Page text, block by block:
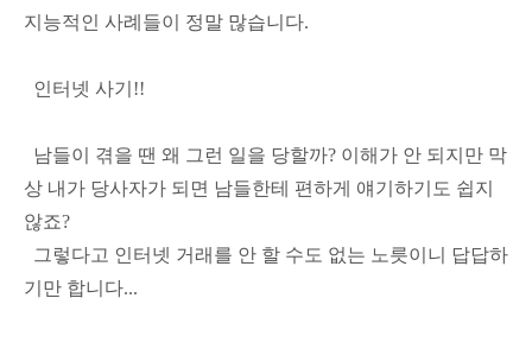
지능적인 사례들이 정말 많습니다.
인터넷 사기!!
남들이 겪을 땐 왜 그런 일을 당할까? 이해가 안 되지만 막
상 내가 당사자가 되면 남들한테 편하게 얘기하기도 쉽지
않죠?
그렇다고 인터넷 거래를 안 할 수도 없는 노릇이니 답답하
기만 합니다...